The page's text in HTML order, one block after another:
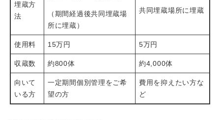
埋蔵方
法
（期間経過後共同埋蔵場
所に埋蔵）
共同埋蔵場所に埋蔵
使用料 15万円 5万円
収蔵数 約800体 約4,000体
向いて
いる方
一定期間個別管理をご希
望の方
費用を抑えたい方な
ど